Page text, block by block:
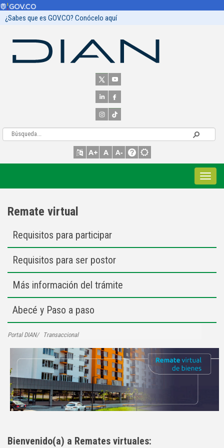
¿Sabes que es GOV.CO? Conócelo aquí
Remate virtual
Requisitos para participar
Requisitos para ser postor
Más información del trámite
Abecé y Paso a paso
Portal DIAN Transaccional
Bienvenido(a) a Remates virtuales: